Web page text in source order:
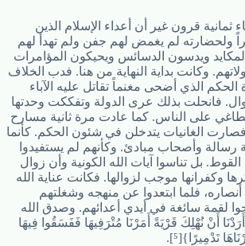
ثمانية قرون غير أن أعداء الإسلام الذين
ولحضارته لم يغمض لهم جفن ولم تهدأ لهم
ويدسون الدسائس ويحيكون المؤامرات
وكانت بداية النهاية من هنا. فدب الخلاف
الذي أضحى مغنماً تقاتل عليه الآباء
فانحلت بذلك عرى الدولة وتفككت وحدتها
على الناس. كما عادت مرة ثانية مسارح
فصارت الغانيات يتدخلن في شئون الحكم. كأنما
رسالة وأصحاب مبادئ. وكأنهم لم يستفيدوا
بل تناسوا آيات الله الكونية وأن زوال
وكفرانها موجب لزوالها. فكانت عناية الله
أنصاره، فلما ابتعدوا عن منهجه وشغلتهم
لقمة سائغة في أيدي أعدائهم. وصدق الله
أَنْ نُهْلِكَ قَرْيَةً أَمَرْنَا مُتْرَفِيهَا فَفَسَقُوا فِيهَا
تَدْمِيرًا}[⁵].